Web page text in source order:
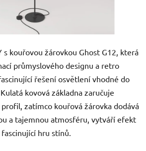
s kouřovou žárovkou Ghost G12, která
průmyslového designu a retro
řešení osvětlení vhodné do
kovová základna zaručuje
zatímco kouřová žárovka dodává
a tajemnou atmosféru, vytváří efekt
hru stínů.